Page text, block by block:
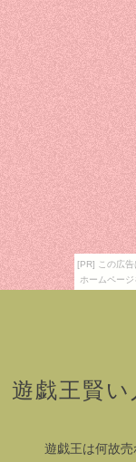
[PR] この広告
ホームペー
遊戯王賢
遊戯王は何故売